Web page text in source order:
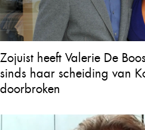
Zojuist heeft Valerie De
sinds haar scheiding van
doorbroken